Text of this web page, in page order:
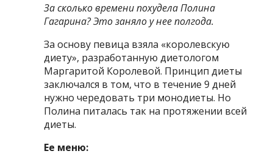
За сколько времени похудела Полина
Гагарина?Это заняло у нее полгода.
За основу певица взяла «королевскую
диету», разработанную диетологом
Маргаритой Королевой. Принцип диеты
заключался в том, что в течение 9 дней
нужно чередовать три монодиеты. Но
Полина питалась так на протяжении всей
диеты.
Ее меню: